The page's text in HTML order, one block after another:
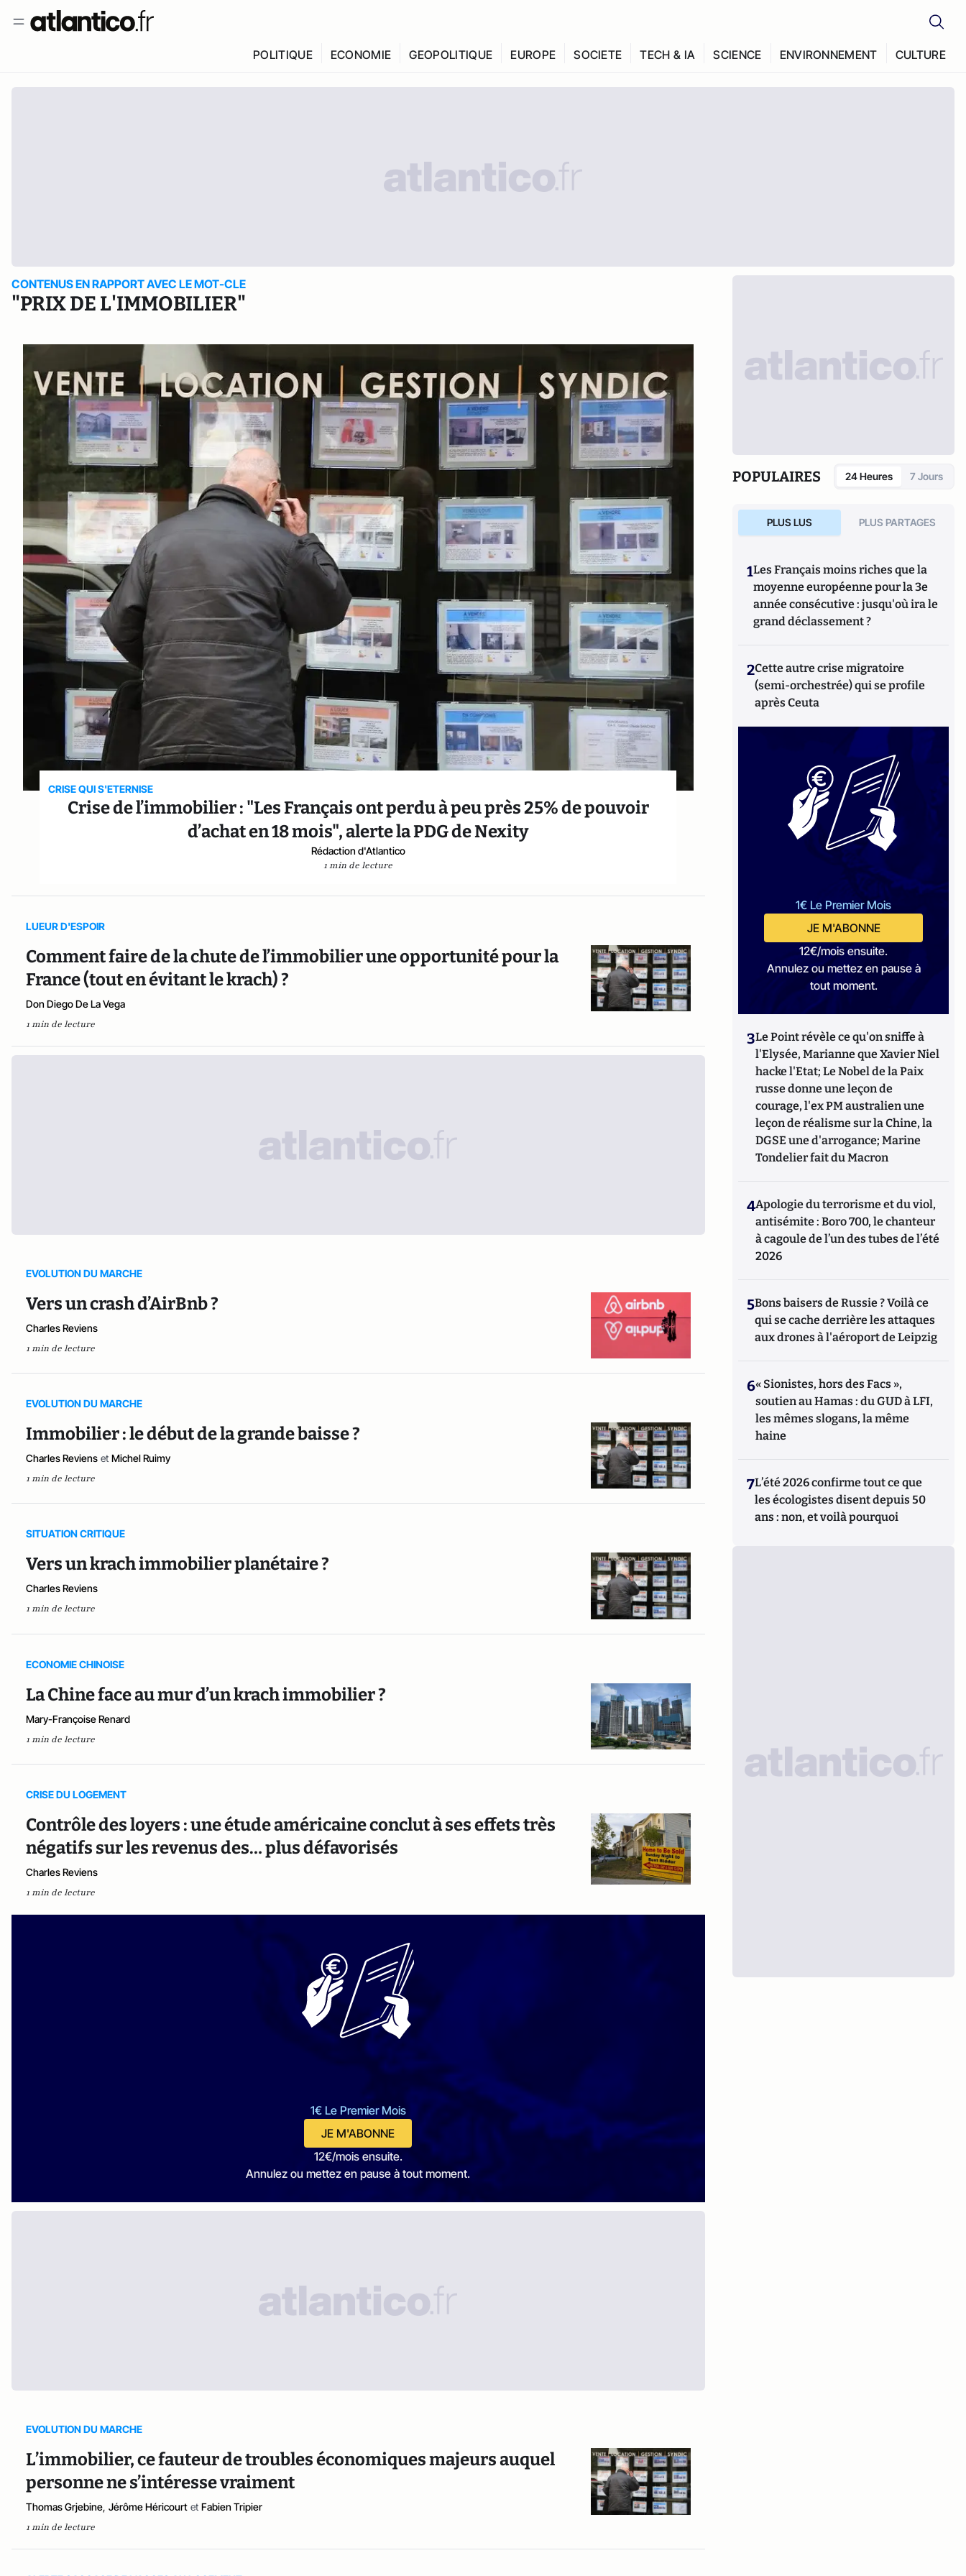
POLITIQUE ECONOMIE GEOPOLITIQUE EUROPE SOCIETE TECH & IA SCIENCE ENVIRONNEMENT CULTURE
CONTENUS EN RAPPORT AVEC LE MOT-CLE
"PRIX DE L'IMMOBILIER"
CRISE QUI S'ETERNISE
Crise de l’immobilier : "Les Français ont perdu à peu près 25% de pouvoir
d’achat en 18 mois", alerte la PDG de Nexity
Rédaction d'Atlantico
1 min de lecture
LUEUR D'ESPOIR
Comment faire de la chute de l’immobilier une opportunité pour la
France (tout en évitant le krach) ?
Don Diego De La Vega
1 min de lecture
EVOLUTION DU MARCHE
Vers un crash d’AirBnb ?
Charles Reviens
1 min de lecture
EVOLUTION DU MARCHE
Immobilier : le début de la grande baisse ?
Charles Reviens et Michel Ruimy
1 min de lecture
SITUATION CRITIQUE
Vers un krach immobilier planétaire ?
Charles Reviens
1 min de lecture
ECONOMIE CHINOISE
La Chine face au mur d’un krach immobilier ?
Mary-Françoise Renard
1 min de lecture
CRISE DU LOGEMENT
Contrôle des loyers : une étude américaine conclut à ses effets très
négatifs sur les revenus des… plus défavorisés
Charles Reviens
1 min de lecture
1€ Le Premier Mois
JE M'ABONNE
12€/mois ensuite.
Annulez ou mettez en pause à tout moment.
EVOLUTION DU MARCHE
L’immobilier, ce fauteur de troubles économiques majeurs auquel
personne ne s’intéresse vraiment
Thomas Grjebine, Jérôme Héricourt et Fabien Tripier
1 min de lecture
POPULAIRES 24 Heures 7 Jours
PLUS LUS PLUS PARTAGES
1Les Français moins riches que la
moyenne européenne pour la 3e
année consécutive : jusqu'où ira le
grand déclassement ?
2Cette autre crise migratoire
(semi-orchestrée) qui se profile
après Ceuta
1€ Le Premier Mois
JE M'ABONNE
12€/mois ensuite.
Annulez ou mettez en pause à
tout moment.
3Le Point révèle ce qu'on sniffe à
l'Elysée, Marianne que Xavier Niel
hacke l'Etat; Le Nobel de la Paix
russe donne une leçon de
courage, l'ex PM australien une
leçon de réalisme sur la Chine, la
DGSE une d'arrogance; Marine
Tondelier fait du Macron
4Apologie du terrorisme et du viol,
antisémite : Boro 700, le chanteur
à cagoule de l’un des tubes de l’été
2026
5Bons baisers de Russie ? Voilà ce
qui se cache derrière les attaques
aux drones à l'aéroport de Leipzig
6« Sionistes, hors des Facs »,
soutien au Hamas : du GUD à LFI,
les mêmes slogans, la même
haine
7L’été 2026 confirme tout ce que
les écologistes disent depuis 50
ans : non, et voilà pourquoi